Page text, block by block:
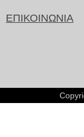
ΕΠΙΚΟΙΝΩΝΙΑ